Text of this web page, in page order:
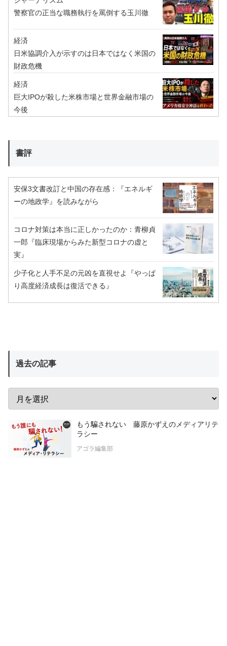
警察官の正当な職務執行を罵倒する玉川徹
経済
日米協調介入が示すのは日本ではなく米国の
財政危機
経済
巨大IPOが殺した米株市場と世界金融市場の
今後
書評
安保3文書改訂と中国の存在感：『エネルギ
ーの地政学』を読みながら
コロナ対策は本当に正しかったのか：青柳貞
一郎『臨床現場からみた新型コロナの虚と
実』
少子化と人手不足の元凶を直視せよ『やっぱ
り高度経済成長は復活できる』
過去の記事
もう騙されない 藤原かずえのメディアリテ
ラシー
アゴラ編集部